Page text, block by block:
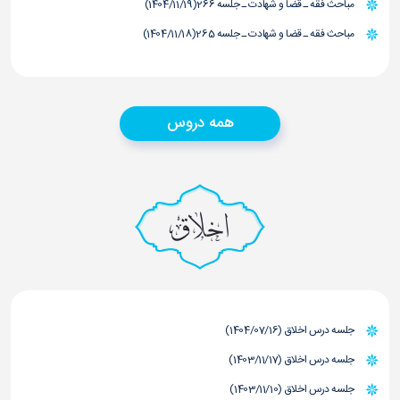
مباحث فقه ـ قضا و شهادت ـ جلسه 266(1404/11/19)
مباحث فقه ـ قضا و شهادت ـ جلسه 265(1404/11/18)
همه دروس
اخلاق
جلسه درس اخلاق (1404/07/16)
جلسه درس اخلاق (1403/11/17)
جلسه درس اخلاق (1403/11/10)